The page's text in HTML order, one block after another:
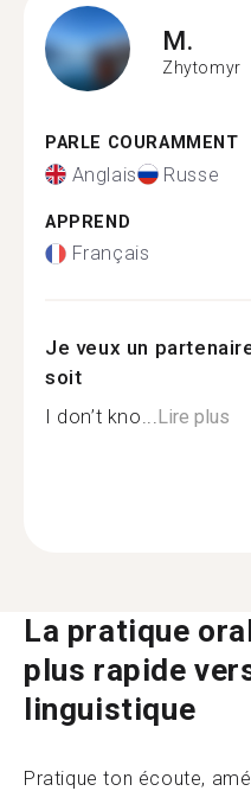
M.
Zhytomyr
PARLE COURAMMENT
Anglais Russe
APPREND
Français
Je veux un
soit
I don’t kno...Lire plus
La pratique
plus rapide
linguistique
Pratique ton écoute,